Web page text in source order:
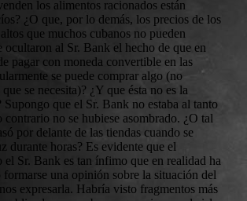
los alimentos racionados están
¿O que, por lo demás, los precios de los
que muchos cubanos no pueden
ocultaron al Sr. Bank el hecho de que en
pagar con moneda convertible en las
se puede comprar algo (no
se necesita)? ¿Y que ésta no es la
Supongo que el Sr. Bank no estaba al tanto
contrario no se hubiese asombrado. ¿O tal
por delante de las tiendas cuando se
durante horas? Es evidente que el
el Sr. Bank es tan ínfimo que en realidad ha
formarse una opinión sobre la situación del
expresarla. Habría visto fragmentos más